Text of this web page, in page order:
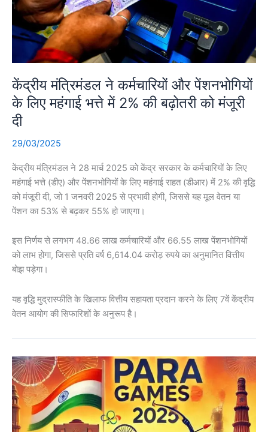
केंद्रीय मंत्रिमंडल ने कर्मचारियों और पेंशनभोगियों
के लिए महंगाई भत्ते में 2% की बढ़ोतरी को मंजूरी
दी
29/03/2025
केंद्रीय मंत्रिमंडल ने 28 मार्च 2025 को केंद्र सरकार के कर्मचारियों के लिए
महंगाई भत्ते (डीए) और पेंशनभोगियों के लिए महंगाई राहत (डीआर) में 2% की वृद्धि
को मंजूरी दी, जो 1 जनवरी 2025 से प्रभावी होगी, जिससे यह मूल वेतन या
पेंशन का 53% से बढ़कर 55% हो जाएगा।
इस निर्णय से लगभग 48.66 लाख कर्मचारियों और 66.55 लाख पेंशनभोगियों
को लाभ होगा, जिससे प्रति वर्ष 6,614.04 करोड़ रुपये का अनुमानित वित्तीय
बोझ पड़ेगा।
यह वृद्धि मुद्रास्फीति के खिलाफ वित्तीय सहायता प्रदान करने के लिए 7वें केंद्रीय
वेतन आयोग की सिफारिशों के अनुरूप है।